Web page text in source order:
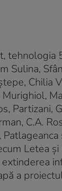
tehnologia
Sulina,
Chilia
Murighiol,
Partizani,
C.A.
Letea și
a